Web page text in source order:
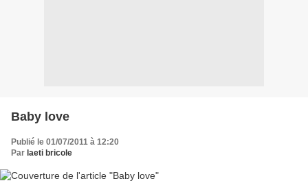
Baby love
Publié le 01/07/2011 à 12:20
Par laeti bricole